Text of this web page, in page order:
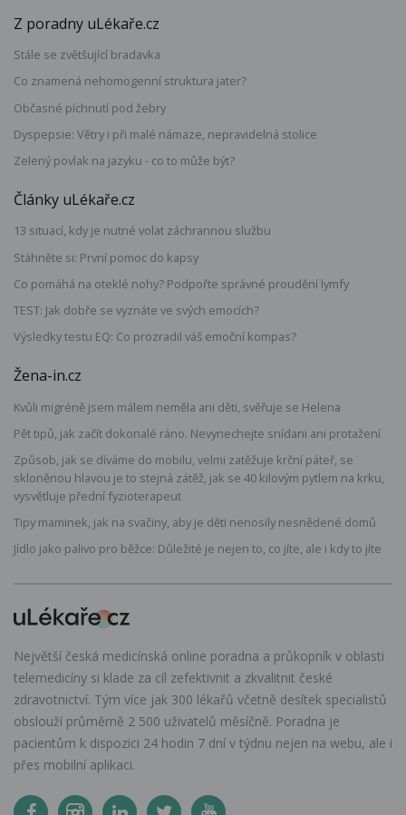
Z poradny uLékaře.cz
Stále se zvětšující bradavka
Co znamená nehomogenní struktura jater?
Občasné píchnutí pod žebry
Dyspepsie: Větry i při malé námaze, nepravidelná stolice
Zelený povlak na jazyku - co to může být?
Články uLékaře.cz
13 situací, kdy je nutné volat záchrannou službu
Stáhněte si: První pomoc do kapsy
Co pomáhá na oteklé nohy? Podpořte správné proudění lymfy
TEST: Jak dobře se vyznáte ve svých emocích?
Výsledky testu EQ: Co prozradil váš emoční kompas?
Žena-in.cz
Kvůli migréně jsem málem neměla ani děti, svěřuje se Helena
Pět tipů, jak začít dokonalé ráno. Nevynechejte snídani ani protažení
Způsob, jak se díváme do mobilu, velmi zatěžuje krční páteř, se
skloněnou hlavou je to stejná zátěž, jak se 40 kilovým pytlem na krku,
vysvětluje přední fyzioterapeut
Tipy maminek, jak na svačiny, aby je děti nenosily nesnědené domů
Jídlo jako palivo pro běžce: Důležité je nejen to, co jíte, ale i kdy to jíte
Největší česká medicínská online poradna a průkopník v oblasti
telemedicíny si klade za cíl zefektivnit a zkvalitnit české
zdravotnictví. Tým více jak 300 lékařů včetně desítek specialistů
obslouží průměrně 2 500 uživatelů měsíčně. Poradna je
pacientům k dispozici 24 hodin 7 dní v týdnu nejen na webu, ale i
přes mobilní aplikaci.